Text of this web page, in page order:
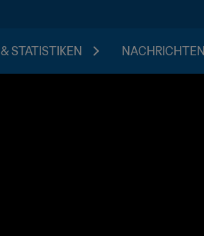
STATISTIKEN NACHRICHTEN